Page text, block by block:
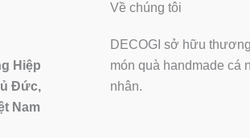
Hiệp
Đức,
Nam
Về chúng tôi
DECOGI sở hữu
món quà handmade cá
nhân.